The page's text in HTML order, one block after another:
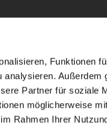
Funktionen
Außerdem
Partner für soziale
möglicherweise
Rahmen Ihrer